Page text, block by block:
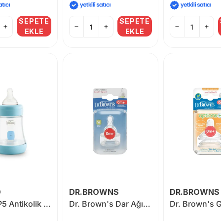
SEPETE
EKLE
SEPETE
EKLE
Chicco P5 Antikolik Biberon PP 150 ml (Mavi)
DR.BROWNS
Dr. Brown's Dar Ağız 1.Seviye 0+ Silikon Biberon Emziği 2'li
DR.BROWNS